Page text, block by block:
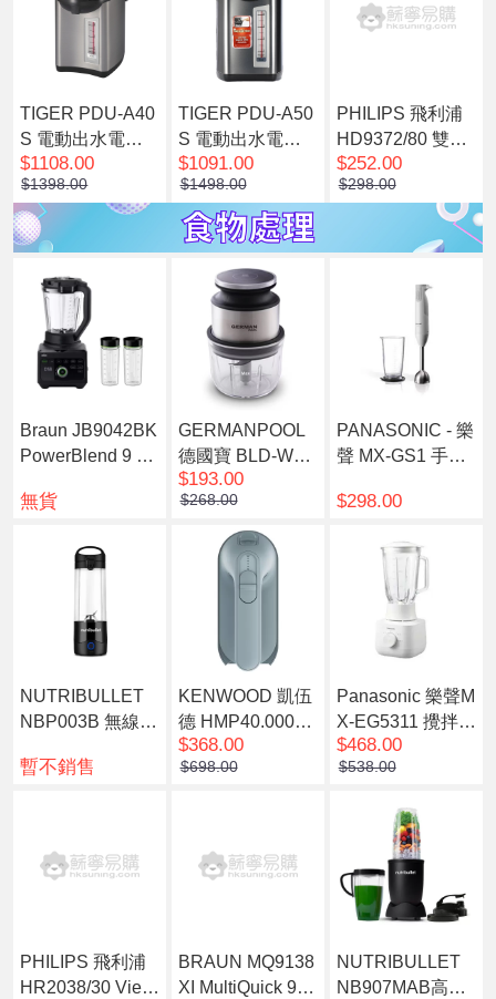
TIGER PDU-A40
S 電動出水電熱
水瓶 4公升
$1108.00
$1398.00
TIGER PDU-A50
S 電動出水電熱
水瓶
$1091.00
$1498.00
PHILIPS 飛利浦
HD9372/80 雙層
防燙電熱水煲 亮
黑色
$252.00
$298.00
Braun JB9042BK
PowerBlend 9 高
無貨
GERMANPOOL
德國寶 BLD-WL4
5 無線迷你攪拌機
$193.00
$268.00
PANASONIC - 樂
聲 MX-GS1 手提
$298.00
NUTRIBULLET
NBP003B 無線便
夜黑
暫不銷售
KENWOOD 凱伍
德 HMP40.000G
Y 手提打蛋器
$368.00
$698.00
Panasonic 樂聲M
X-EG5311 攪拌機
(1.5公升玻璃容
器)
$468.00
$538.00
PHILIPS 飛利浦
HR2038/30 Vien
BRAUN MQ9138
XI MultiQuick 9
NUTRIBULLET
NB907MAB高效